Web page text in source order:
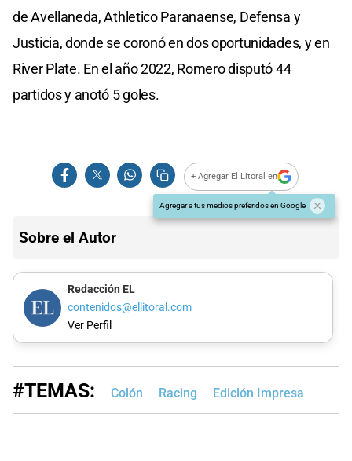
de Avellaneda, Athletico Paranaense, Defensa y
Justicia, donde se coronó en dos oportunidades, y en
River Plate. En el año 2022, Romero disputó 44
partidos y anotó 5 goles.
+ Agregar El Litoral en
Agregar a tus medios preferidos en Google
Sobre el Autor
Redacción EL
contenidos@ellitoral.com
Ver Perfil
#TEMAS: Colón Racing Edición Impresa